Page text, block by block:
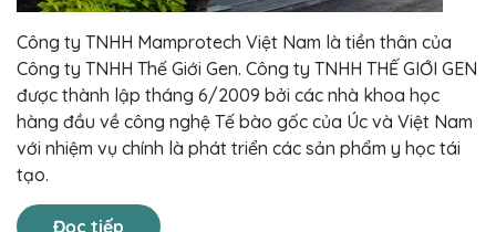
Công ty TNHH Mamprotech Việt Nam là tiền thân của
Công ty TNHH Thế Giới Gen. Công ty TNHH THẾ GIỚI GEN
được thành lập tháng 6/2009 bởi các nhà khoa học
hàng đầu về công nghệ Tế bào gốc của Úc và Việt Nam
với nhiệm vụ chính là phát triển các sản phẩm y học tái
tạo.
Đọc tiếp